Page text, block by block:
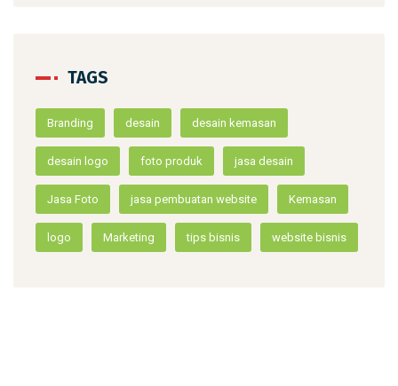
TAGS
Branding desain desain kemasan
desain logo foto produk jasa desain
Jasa Foto jasa pembuatan website Kemasan
logo Marketing tips bisnis website bisnis